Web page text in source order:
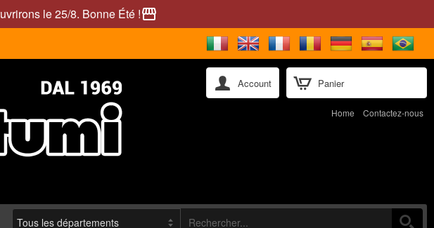
le 25/8. Bonne Été !storefront
Panier
Account
Home Contactez-nous